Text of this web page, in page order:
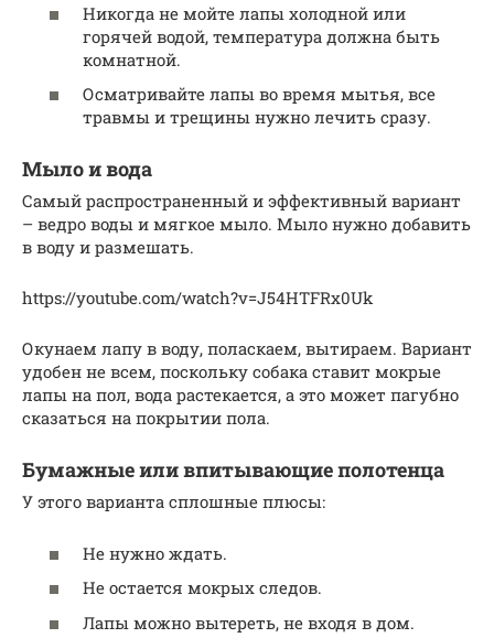
Никогда не мойте лапы холодной или
горячей водой, температура должна быть
комнатной.
Осматривайте лапы во время мытья, все
травмы и трещины нужно лечить сразу.
Мыло и вода
Самый распространенный и эффективный вариант
– ведро воды и мягкое мыло. Мыло нужно добавить
в воду и размешать.
https://youtube.com/watch?v=J54HTFRx0Uk
Окунаем лапу в воду, поласкаем, вытираем. Вариант
удобен не всем, поскольку собака ставит мокрые
лапы на пол, вода растекается, а это может пагубно
сказаться на покрытии пола.
Бумажные или впитывающие полотенца
У этого варианта сплошные плюсы:
Не нужно ждать.
Не остается мокрых следов.
Лапы можно вытереть, не входя в дом.